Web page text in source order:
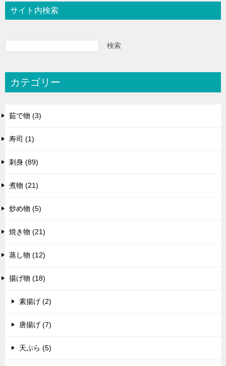
サイト内検索
検索
カテゴリー
茹で物 (3)
寿司 (1)
刺身 (89)
煮物 (21)
炒め物 (5)
焼き物 (21)
蒸し物 (12)
揚げ物 (18)
素揚げ (2)
唐揚げ (7)
天ぷら (5)